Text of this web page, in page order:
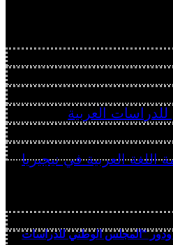
ودور “المجلس الوطني للدراسات